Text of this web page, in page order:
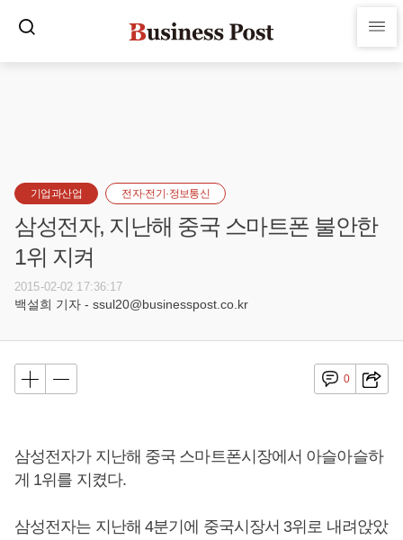
기업과산업 전자·전기·정보통신
삼성전자, 지난해 중국 스마트폰 불안한
1위 지켜
2015-02-02 17:36:17
백설희 기자 - ssul20@businesspost.co.kr
0
삼성전자가 지난해 중국 스마트폰시장에서 아슬아슬하
게 1위를 지켰다.
삼성전자는 지난해 4분기에 중국시장서 3위로 내려앉았